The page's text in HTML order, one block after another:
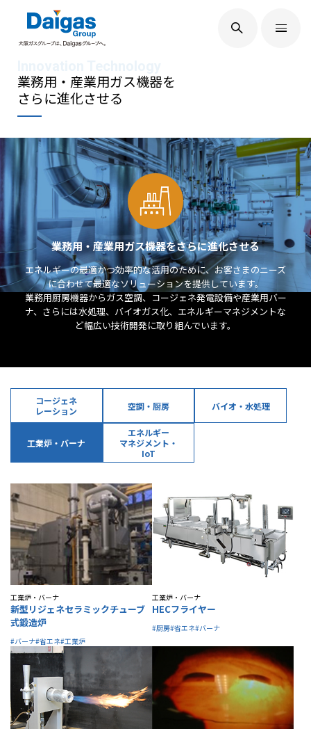
EN / JP
Daigasグループについて
社会貢献
技術開発
サステナビリティ
採用情報
プレスリリース
ソーシャルメディア一覧
業務用・産業用ガス機器を
さらに進化させる
業務用・産業用ガス機器をさらに進化させる
エネルギーの最適かつ効率的な活用のために、お客さまのニーズ
に合わせて最適なソリューションを提供しています。
業務用厨房機器からガス空調、コージェネ発電設備や産業用バー
ナ、 さらには水処理、バイオガス化、エネルギーマネジメントな
ど幅広い技術開発に取り組んでいます。
コージェネ
レーション
空調・厨房 バイオ・水処理
工業炉・バーナ
エネルギー
マネジメント・
IoT
工業炉・バーナ
新型リジェネセラミックチューブ
式鍛造炉
#バーナ#省エネ#工業炉
工業炉・バーナ
HECフライヤー
#厨房#省エネ#バーナ